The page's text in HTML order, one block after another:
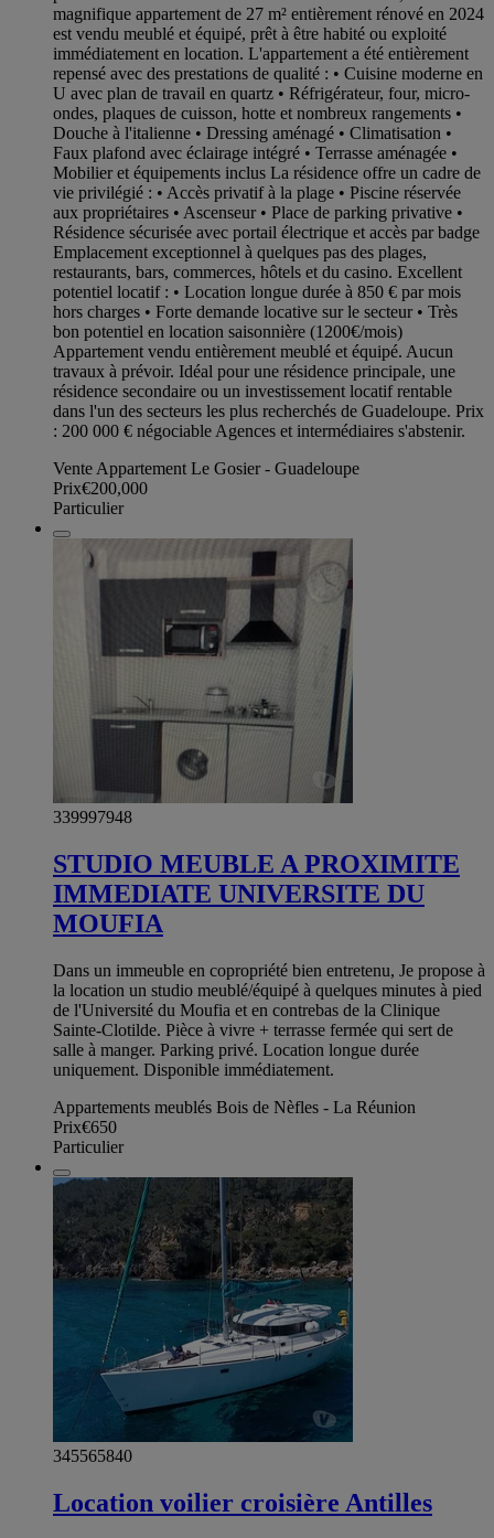
magnifique appartement de 27 m² entièrement rénové en 2024
est vendu meublé et équipé, prêt à être habité ou exploité
immédiatement en location. L'appartement a été entièrement
repensé avec des prestations de qualité : • Cuisine moderne en
U avec plan de travail en quartz • Réfrigérateur, four, micro-
ondes, plaques de cuisson, hotte et nombreux rangements •
Douche à l'italienne • Dressing aménagé • Climatisation •
Faux plafond avec éclairage intégré • Terrasse aménagée •
Mobilier et équipements inclus La résidence offre un cadre de
vie privilégié : • Accès privatif à la plage • Piscine réservée
aux propriétaires • Ascenseur • Place de parking privative •
Résidence sécurisée avec portail électrique et accès par badge
Emplacement exceptionnel à quelques pas des plages,
restaurants, bars, commerces, hôtels et du casino. Excellent
potentiel locatif : • Location longue durée à 850 € par mois
hors charges • Forte demande locative sur le secteur • Très
bon potentiel en location saisonnière (1200€/mois)
Appartement vendu entièrement meublé et équipé. Aucun
travaux à prévoir. Idéal pour une résidence principale, une
résidence secondaire ou un investissement locatif rentable
dans l'un des secteurs les plus recherchés de Guadeloupe. Prix
: 200 000 € négociable Agences et intermédiaires s'abstenir.
Vente Appartement Le Gosier - Guadeloupe
Prix€200,000
Particulier
339997948
STUDIO MEUBLE A PROXIMITE
IMMEDIATE UNIVERSITE DU
MOUFIA
Dans un immeuble en copropriété bien entretenu, Je propose à
la location un studio meublé/équipé à quelques minutes à pied
de l'Université du Moufia et en contrebas de la Clinique
Sainte-Clotilde. Pièce à vivre + terrasse fermée qui sert de
salle à manger. Parking privé. Location longue durée
uniquement. Disponible immédiatement.
Appartements meublés Bois de Nèfles - La Réunion
Prix€650
Particulier
345565840
Location voilier croisière Antilles